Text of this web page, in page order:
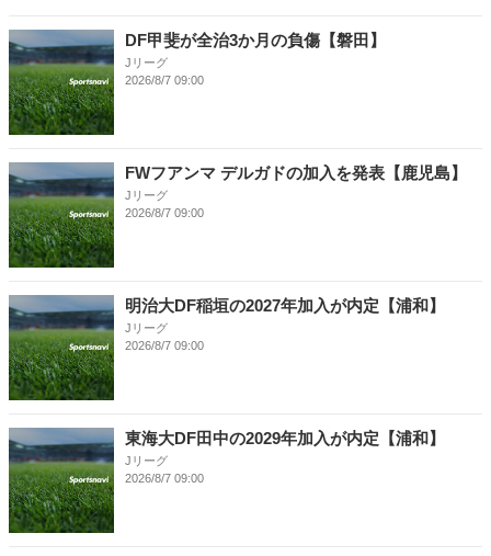
DF甲斐が全治3か月の負傷【磐田】
Jリーグ
2026/8/7 09:00
FWフアンマ デルガドの加入を発表【鹿児島】
Jリーグ
2026/8/7 09:00
明治大DF稲垣の2027年加入が内定【浦和】
Jリーグ
2026/8/7 09:00
東海大DF田中の2029年加入が内定【浦和】
Jリーグ
2026/8/7 09:00